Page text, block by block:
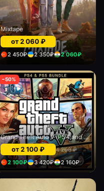
Mixtape
от2 060₽
2 450₽ 2 350₽ 2 060₽
−50%
Grand Theft Auto V (PS4 and PS5)
от2 100₽ 4 200₽
2 100₽ 3 420₽ 2 160₽